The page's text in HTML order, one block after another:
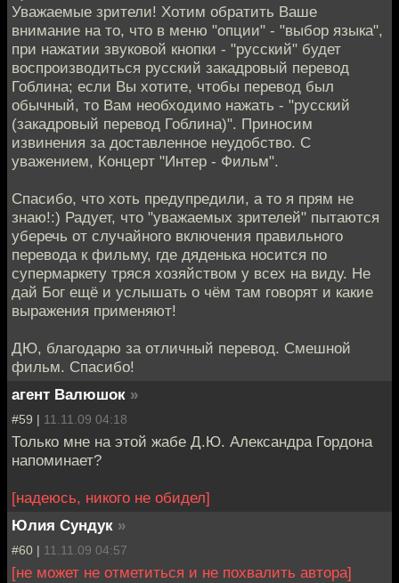
Уважаемые зрители! Хотим обратить Ваше
внимание на то, что в меню "опции" - "выбор языка",
при нажатии звуковой кнопки - "русский" будет
воспроизводиться русский закадровый перевод
Гоблина; если Вы хотите, чтобы перевод был
обычный, то Вам необходимо нажать - "русский
(закадровый перевод Гоблина)". Приносим
извинения за доставленное неудобство. С
уважением, Концерт "Интер - Фильм".
Спасибо, что хоть предупредили, а то я прям не
знаю!:) Радует, что "уважаемых зрителей" пытаются
уберечь от случайного включения правильного
перевода к фильму, где дяденька носится по
супермаркету тряся хозяйством у всех на виду. Не
дай Бог ещё и услышать о чём там говорят и какие
выражения применяют!
ДЮ, благодарю за отличный перевод. Смешной
фильм. Спасибо!
агент Валюшок »
#59 | 11.11.09 04:18
Только мне на этой жабе Д.Ю. Александра Гордона
напоминает?
[надеюсь, никого не обидел]
Юлия Сундук »
#60 | 11.11.09 04:57
[не может не отметиться и не похвалить автора]